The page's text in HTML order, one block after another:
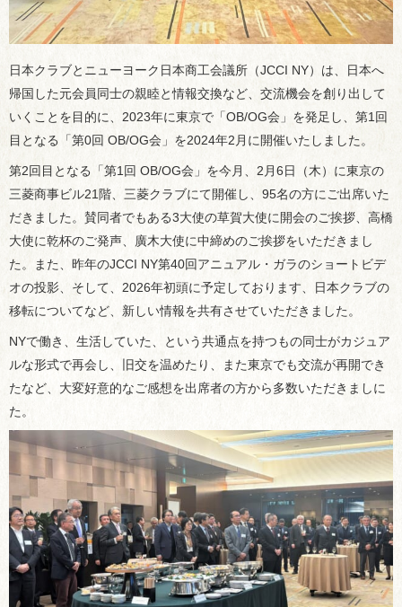
日本クラブとニューヨーク日本商工会議所（JCCI NY）は、日本へ
帰国した元会員同士の親睦と情報交換など、交流機会を創り出して
いくことを目的に、2023年に東京で「OB/OG会」を発足し、第1回
目となる「第0回 OB/OG会」を2024年2月に開催いたしました。
第2回目となる「第1回 OB/OG会」を今月、2月6日（木）に東京の
三菱商事ビル21階、三菱クラブにて開催し、95名の方にご出席いた
だきました。賛同者でもある3大使の草賀大使に開会のご挨拶、高橋
大使に乾杯のご発声、廣木大使に中締めのご挨拶をいただきまし
た。また、昨年のJCCI NY第40回アニュアル・ガラのショートビデ
オの投影、そして、2026年初頭に予定しております、日本クラブの
移転についてなど、新しい情報を共有させていただきました。
NYで働き、生活していた、という共通点を持つもの同士がカジュア
ルな形式で再会し、旧交を温めたり、また東京でも交流が再開でき
たなど、大変好意的なご感想を出席者の方から多数いただきましに
た。